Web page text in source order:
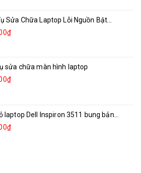
Sửa Chữa Laptop Lỗi Nguồn Bật...
sửa chữa màn hình laptop
laptop Dell Inspiron 3511 bung bản...